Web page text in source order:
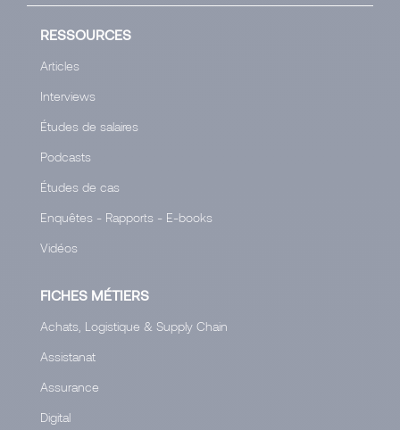
RESSOURCES
Articles
Interviews
Études de salaires
Podcasts
Études de cas
Enquêtes - Rapports - E-books
Vidéos
FICHES MÉTIERS
Achats, Logistique & Supply Chain
Assistanat
Assurance
Digital